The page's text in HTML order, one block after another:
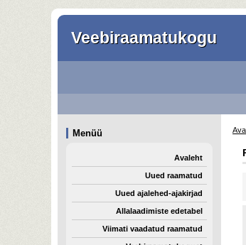
Veebiraamatukogu
Menüü
Avaleht
Uued raamatud
Uued ajalehed-ajakirjad
Allalaadimiste edetabel
Viimati vaadatud raamatud